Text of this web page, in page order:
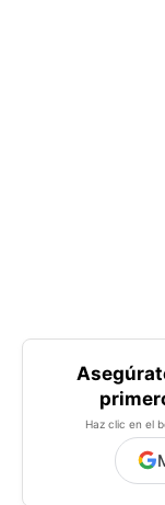
Haz clic en el